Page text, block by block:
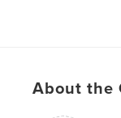
Project
About the